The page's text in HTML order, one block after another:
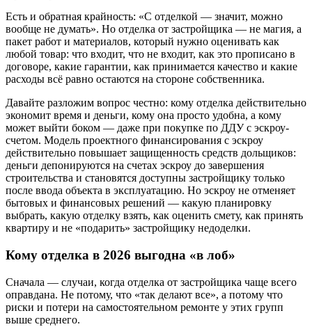
Есть и обратная крайность: «С отделкой — значит, можно
вообще не думать». Но отделка от застройщика — не магия, а
пакет работ и материалов, который нужно оценивать как
любой товар: что входит, что не входит, как это прописано в
договоре, какие гарантии, как принимается качество и какие
расходы всё равно остаются на стороне собственника.
Давайте разложим вопрос честно: кому отделка действительно
экономит время и деньги, кому она просто удобна, а кому
может выйти боком — даже при покупке по ДДУ с эскроу-
счетом. Модель проектного финансирования с эскроу
действительно повышает защищенность средств дольщиков:
деньги депонируются на счетах эскроу до завершения
строительства и становятся доступны застройщику только
после ввода объекта в эксплуатацию. Но эскроу не отменяет
бытовых и финансовых решений — какую планировку
выбрать, какую отделку взять, как оценить смету, как принять
квартиру и не «подарить» застройщику недоделки.
Кому отделка в 2026 выгодна «в лоб»
Сначала — случаи, когда отделка от застройщика чаще всего
оправдана. Не потому, что «так делают все», а потому что
риски и потери на самостоятельном ремонте у этих групп
выше среднего.